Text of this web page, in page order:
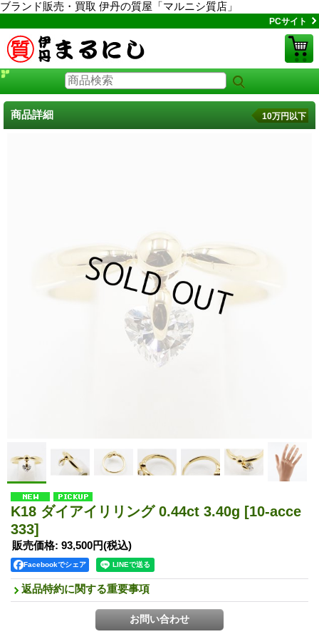
ブランド販売・買取 伊丹の質屋「マルニシ質店」
PCサイト
商品詳細 10万円以下
K18 ダイアイリリング 0.44ct 3.40g [10-acce
333]
販売価格: 93,500円(税込)
Facebookでシェア
返品特約に関する重要事項